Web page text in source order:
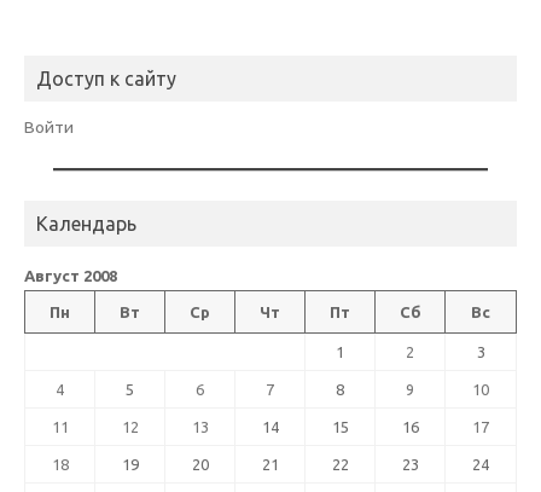
Доступ к сайту
Войти
Календарь
Август 2008
Пн Вт Ср Чт Пт Сб Вс
1 2 3
4 5 6 7 8 9 10
11 12 13 14 15 16 17
18 19 20 21 22 23 24